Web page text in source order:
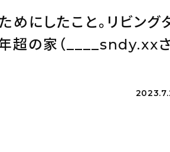
めにしたこと。リビング
超の家（____sndy.xxさ